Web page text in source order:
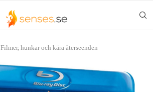
Filmer, hunkar och kära återseenden